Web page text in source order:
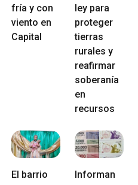
fría y con
viento en
Capital
ley para
proteger
tierras
rurales y
reafirmar
soberanía
en
recursos
El barrio
Informan